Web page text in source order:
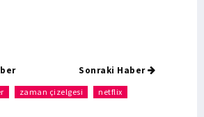
Sonraki Haber
zaman çizelgesi netflix